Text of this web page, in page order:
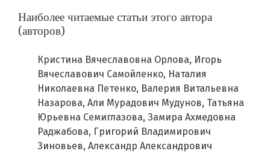
Наиболее читаемые статьи этого автора
(авторов)
Кристина Вячеславовна Орлова, Игорь
Вячеславович Самойленко, Наталия
Николаевна Петенко, Валерия Витальевна
Назарова, Али Мурадович Мудунов, Татьяна
Юрьевна Семиглазова, Замира Ахмедовна
Раджабова, Григорий Владимирович
Зиновьев, Александр Александрович